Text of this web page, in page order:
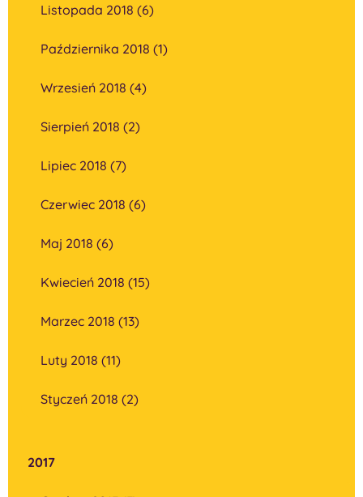
Listopada 2018 (6)
Października 2018 (1)
Wrzesień 2018 (4)
Sierpień 2018 (2)
Lipiec 2018 (7)
Czerwiec 2018 (6)
Maj 2018 (6)
Kwiecień 2018 (15)
Marzec 2018 (13)
Luty 2018 (11)
Styczeń 2018 (2)
2017